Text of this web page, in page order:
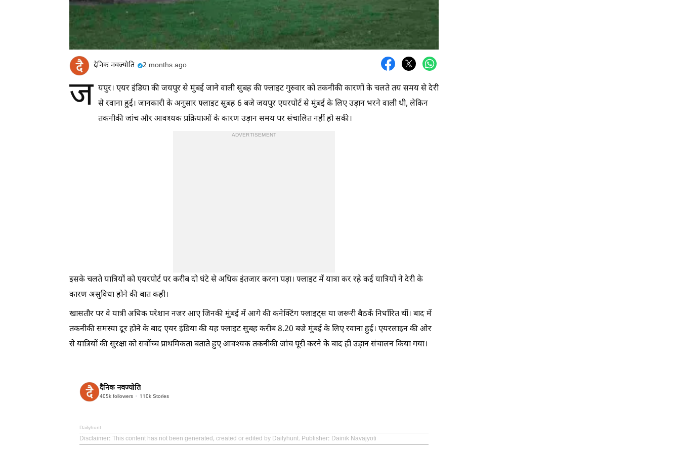
दैनिक नवज्योति 2 months ago
ज यपुर। एयर इंडिया की जयपुर से मुंबई जाने वाली सुबह की फ्लाइट गुरुवार को तकनीकी कारणों के चलते तय समय से देरी
से रवाना हुई। जानकारी के अनुसार फ्लाइट सुबह 6 बजे जयपुर एयरपोर्ट से मुंबई के लिए उड़ान भरने वाली थी, लेकिन
तकनीकी जांच और आवश्यक प्रक्रियाओं के कारण उड़ान समय पर संचालित नहीं हो सकी।
ADVERTISEMENT
इसके चलते यात्रियों को एयरपोर्ट पर करीब दो घंटे से अधिक इंतजार करना पड़ा। फ्लाइट में यात्रा कर रहे कई यात्रियों ने देरी के
कारण असुविधा होने की बात कही।
खासतौर पर वे यात्री अधिक परेशान नजर आए जिनकी मुंबई में आगे की कनेक्टिंग फ्लाइट्स या जरूरी बैठकें निर्धारित थीं। बाद में
तकनीकी समस्या दूर होने के बाद एयर इंडिया की यह फ्लाइट सुबह करीब 8.20 बजे मुंबई के लिए रवाना हुई। एयरलाइन की ओर
से यात्रियों की सुरक्षा को सर्वोच्च प्राथमिकता बताते हुए आवश्यक तकनीकी जांच पूरी करने के बाद ही उड़ान संचालन किया गया।
दैनिक नवज्योति
405k followers 110k Stories
Dailyhunt
Disclaimer: This content has not been generated, created or edited by Dailyhunt. Publisher: Dainik Navajyoti